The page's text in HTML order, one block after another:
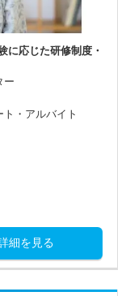
に応じた研修制度・
ー
・アルバイト
細を見る